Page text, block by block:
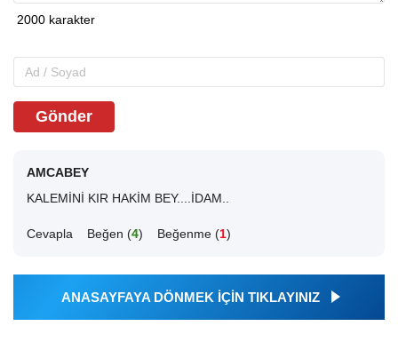
Gönder
AMCABEY
KALEMİNİ KIR HAKİM BEY....İDAM..
Cevapla Beğen (4) Beğenme (1)
ANASAYFAYA DÖNMEK İÇİN TIKLAYINIZ